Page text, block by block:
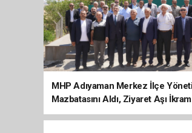
MHP Adıyaman Merkez İlçe
Mazbatasını Aldı, Ziyaret Aşı